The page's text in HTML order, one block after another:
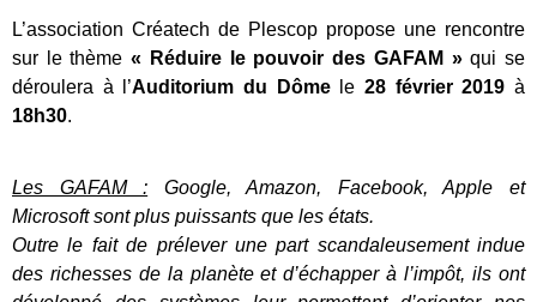
L’association Créatech de Plescop propose une rencontre
sur le thème« Réduire le pouvoir des GAFAM »qui se
déroulera à
l’Auditorium du Dôme le28 février 2019 à
18h30.
Les GAFAM : Google, Amazon, Facebook, Apple et
Microsoft sont plus puissants que les états.
Outre le fait de prélever une part scandaleusement indue
des richesses de la planète et d’échapper à l’impôt, ils ont